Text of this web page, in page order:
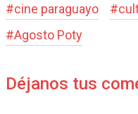
#cine paraguayo #
#Agosto Poty
Déjanos tus